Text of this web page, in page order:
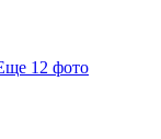
12 фото